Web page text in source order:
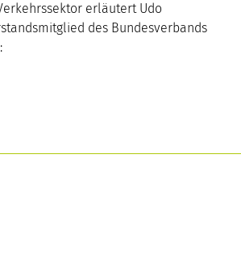
erläutert Udo
des Bundesverbands